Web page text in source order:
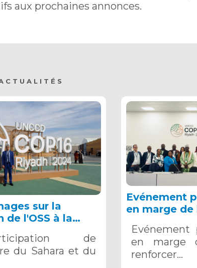
aux prochaines annonces.
sur la
l'OSS à la
en Arabie
de
du Sahara et du
Evénement
en marge de
grâce aux
Précoce
décembre
Evénement
en marge
renforcer…